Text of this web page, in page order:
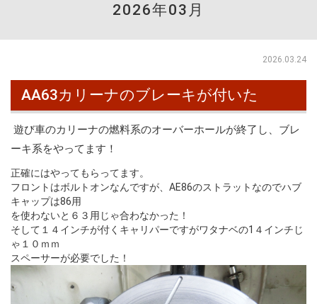
2026年03月
2026.03.24
AA63カリーナのブレーキが付いた
遊び車のカリーナの燃料系のオーバーホールが終了し、ブレ
ーキ系をやってます！
正確にはやってもらってます。
フロントはボルトオンなんですが、AE86のストラットなのでハブ
キャップは86用
を使わないと６３用じゃ合わなかった！
そして１４インチが付くキャリパーですがワタナベの1４インチじ
ゃ１０ｍｍ
スペーサーが必要でした！